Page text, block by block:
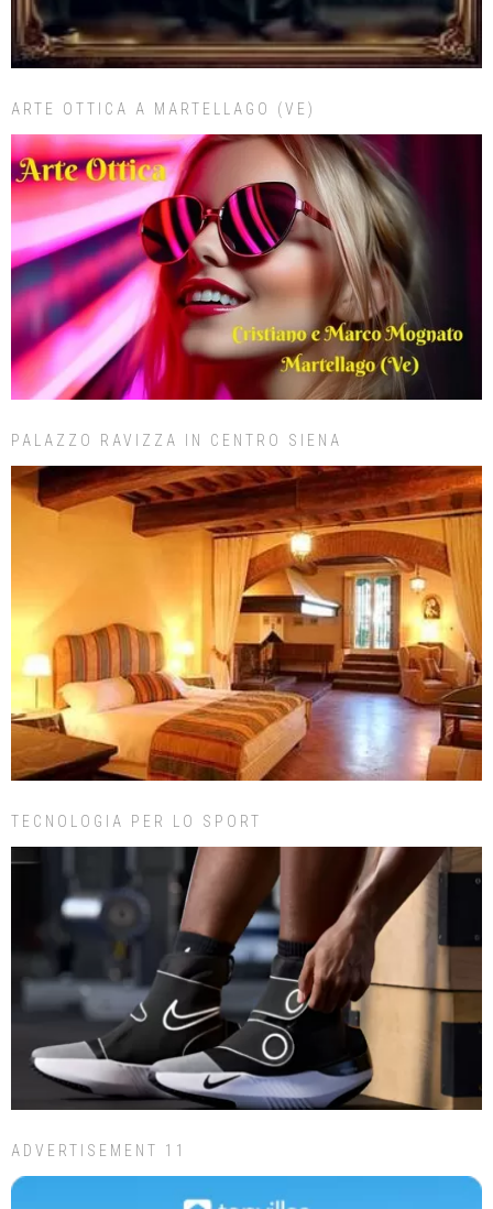
ARTE OTTICA A MARTELLAGO (VE)
PALAZZO RAVIZZA IN CENTRO SIENA
TECNOLOGIA PER LO SPORT
ADVERTISEMENT 11